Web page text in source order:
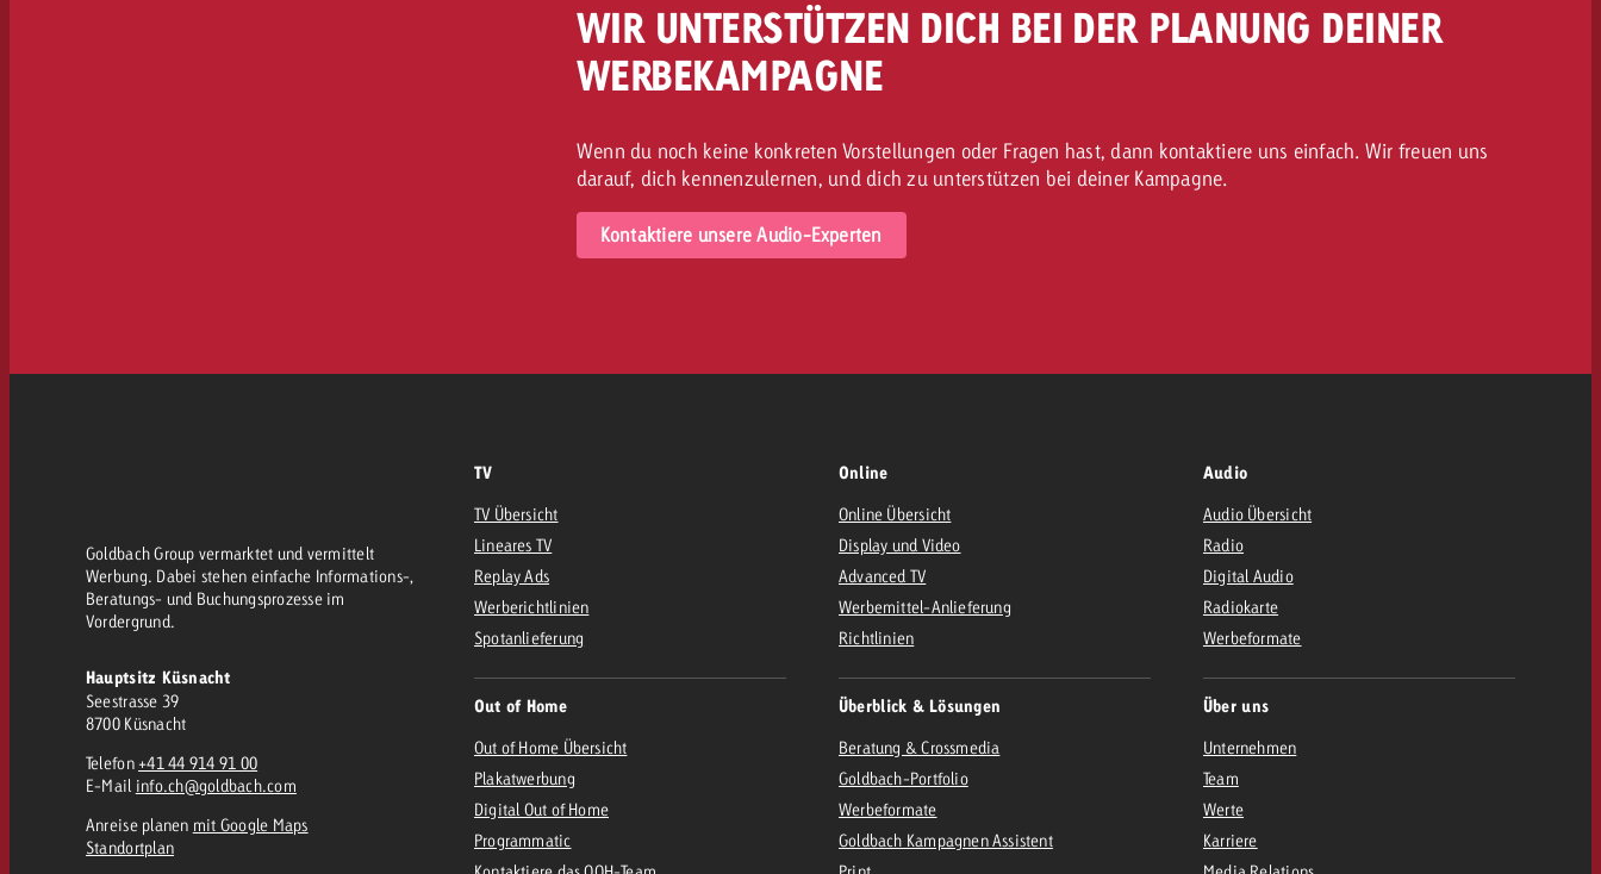
WIR UNTERSTÜTZEN DICH BEI DER PLANUNG DEINER
WERBEKAMPAGNE
Wenn du noch keine konkreten Vorstellungen oder Fragen hast, dann kontaktiere uns einfach. Wir freuen uns
darauf, dich kennenzulernen, und dich zu unterstützen bei deiner Kampagne.
Kontaktiere unsere Audio-Experten
Goldbach Group vermarktet und vermittelt
Werbung. Dabei stehen einfache Informations-,
Beratungs- und Buchungsprozesse im
Vordergrund.
Hauptsitz Küsnacht
Seestrasse 39
8700 Küsnacht
Telefon +41 44 914 91 00
E-Mail info.ch@goldbach.com
Anreise planen mit Google Maps
Standortplan
TV
TV Übersicht
Lineares TV
Replay Ads
Werberichtlinien
Spotanlieferung
Out of Home
Out of Home Übersicht
Plakatwerbung
Digital Out of Home
Programmatic
Online
Online Übersicht
Display und Video
Advanced TV
Werbemittel-Anlieferung
Richtlinien
Überblick & Lösungen
Beratung & Crossmedia
Goldbach-Portfolio
Werbeformate
Goldbach Kampagnen Assistent
Audio
Audio Übersicht
Radio
Digital Audio
Radiokarte
Werbeformate
Über uns
Unternehmen
Team
Werte
Karriere